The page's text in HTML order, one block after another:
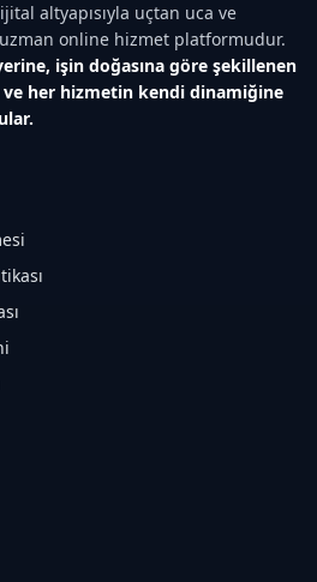
altyapısıyla uçtan uca ve
online hizmet platformudur.
işin doğasına göre şekillenen
her hizmetin kendi dinamiğine